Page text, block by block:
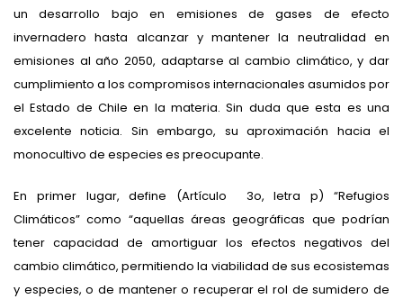
un desarrollo bajo en emisiones de gases de efecto
invernadero hasta alcanzar y mantener la neutralidad en
emisiones al año 2050, adaptarse al cambio climático, y dar
cumplimiento a los compromisos internacionales asumidos por
el Estado de Chile en la materia. Sin duda que esta es una
excelente noticia. Sin embargo, su aproximación hacia el
monocultivo de especies es preocupante.
En primer lugar, define (Artículo 3o, letra p) “Refugios
Climáticos” como “aquellas áreas geográficas que podrían
tener capacidad de amortiguar los efectos negativos del
cambio climático, permitiendo la viabilidad de sus ecosistemas
y especies, o de mantener o recuperar el rol de sumidero de